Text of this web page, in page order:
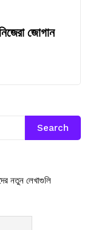
জোগান
Search
নতুন লেখাগুলি